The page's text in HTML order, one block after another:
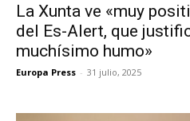
La Xunta ve «muy
del Es-Alert, que
muchísimo humo»
Europa Press - 31 julio, 2025